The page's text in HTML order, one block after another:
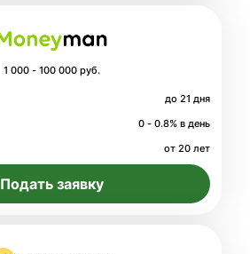
1 000 - 100 000 руб.
до 21 дня
0 - 0.8% в день
от 20 лет
Подать заявку